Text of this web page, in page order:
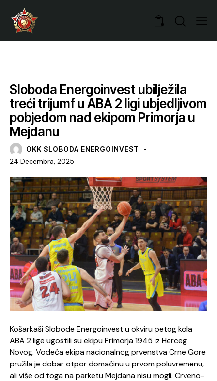
0
Sloboda Energoinvest ubilježila
treći trijumf u ABA 2 ligi ubjedljivom
pobjedom nad ekipom Primorja u
Mejdanu
OKK SLOBODA ENERGOINVEST
24 Decembra, 2025
Košarkaši Slobode Energoinvest u okviru petog kola
ABA 2 lige ugostili su ekipu Primorja 1945 iz Herceg
Novog. Vodeća ekipa nacionalnog prvenstva Crne Gore
pružila je dobar otpor domaćinu u prvom poluvremenu,
ali više od toga na parketu Mejdana nisu mogli. Crveno-